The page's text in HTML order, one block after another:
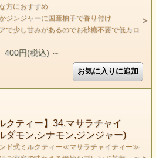
方におすすめ
ジンジャーに国産柚子で香り付け
で少し甘みがあるのでお砂糖不要で低カロ
400円(税込) ～
ルクティー】34.マサラチャイ
ダモン,シナモン,ジンジャー)
ド式ミルクティー≪マサラチャイティー≫